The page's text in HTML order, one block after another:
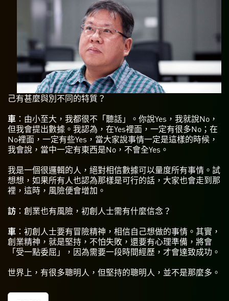
己有甚麼與別不同的特質？
車 ：由小至大，我都很不「聽話」。你說Yes，我就說No，
但我會提出數據。我認為，在Yes裡面，一定有很多No；在
No裡面，一定有些Yes，當大家說事情一定是這樣的時候，
我會說，當中一定有東西是No，不會全Yes。
我是一個很邏輯的人，絕對相信數據可以量度所有事情。試
想想，如果所有人也認為那樣是可行的話，大家也會走到那
裡，這時，風險便會增加。
訪 ：創業也有風險，初創人士需有什麼信念？
車 ：初創人士要有冒險精神，相信自己想做的事情。其實，
創業精神，就是堅持，不怕失敗，還要有心理準備，將會
「受一點委屈」，因為需要一段時間經歷，才會達致成功。
世界上，有很多聰明人，但堅持的聰明人，並不是那麼多。